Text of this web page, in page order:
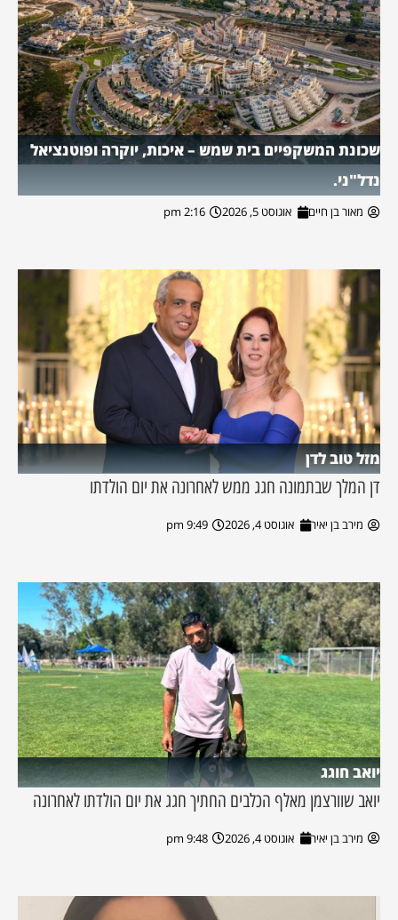
שכונת המשקפיים בית שמש – איכות, יוקרה ופוטנציאל
נדל"ני.
מאור בן חיים אוגוסט 5, 2026 2:16 pm
מזל טוב לדן
דן המלך שבתמונה חגג ממש לאחרונה את יום הולדתו
מירב בן יאיר אוגוסט 4, 2026 9:49 pm
יואב חוגג
יואב שוורצמן מאלף הכלבים החתיך חגג את יום הולדתו לאחרונה
מירב בן יאיר אוגוסט 4, 2026 9:48 pm